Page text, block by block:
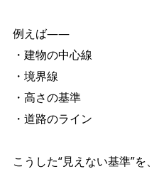
例えば――
・建物の中心線
・境界線
・高さの基準
・道路のライン
こうした“見えない基準”を、